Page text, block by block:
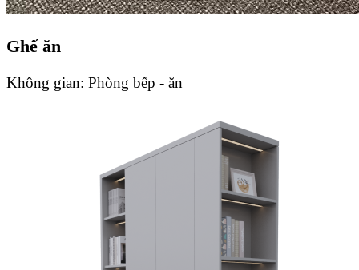
Ghế ăn
Không gian: Phòng bếp - ăn